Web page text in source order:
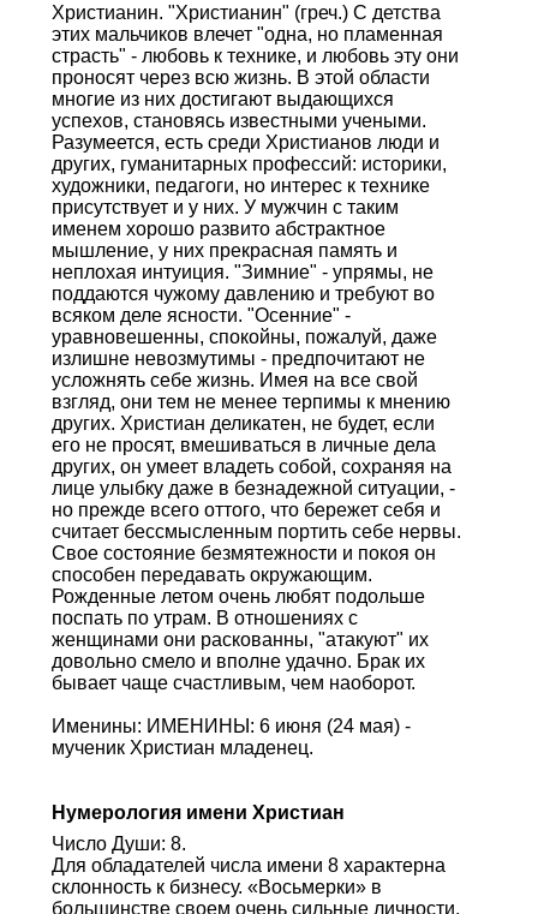
Христианин. "Христианин" (греч.) С детства
этих мальчиков влечет "одна, но пламенная
страсть" - любовь к технике, и любовь эту они
проносят через всю жизнь. В этой области
многие из них достигают выдающихся
успехов, становясь известными учеными.
Разумеется, есть среди Христианов люди и
других, гуманитарных профессий: историки,
художники, педагоги, но интерес к технике
присутствует и у них. У мужчин с таким
именем хорошо развито абстрактное
мышление, у них прекрасная память и
неплохая интуиция. "Зимние" - упрямы, не
поддаются чужому давлению и требуют во
всяком деле ясности. "Осенние" -
уравновешенны, спокойны, пожалуй, даже
излишне невозмутимы - предпочитают не
усложнять себе жизнь. Имея на все свой
взгляд, они тем не менее терпимы к мнению
других. Христиан деликатен, не будет, если
его не просят, вмешиваться в личные дела
других, он умеет владеть собой, сохраняя на
лице улыбку даже в безнадежной ситуации, -
но прежде всего оттого, что бережет себя и
считает бессмысленным портить себе нервы.
Свое состояние безмятежности и покоя он
способен передавать окружающим.
Рожденные летом очень любят подольше
поспать по утрам. В отношениях с
женщинами они раскованны, "атакуют" их
довольно смело и вполне удачно. Брак их
бывает чаще счастливым, чем наоборот.
Именины: ИМЕНИНЫ: 6 июня (24 мая) -
мученик Xристиан младенец.
Нумерология имени Христиан
Число Души: 8.
Для обладателей числа имени 8 характерна
склонность к бизнесу. «Восьмерки» в
большинстве своем очень сильные личности,